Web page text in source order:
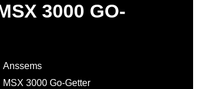
3000 GO-
Anssems
MSX 3000 Go-Getter